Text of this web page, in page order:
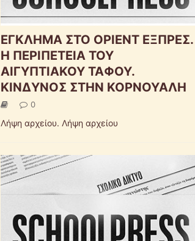
ΕΓΚΛΗΜΑ ΣΤΟ ΟΡΙΕΝΤ ΕΞΠΡΕΣ.
Η ΠΕΡΙΠΕΤΕΙΑ ΤΟΥ
ΑΙΓΥΠΤΙΑΚΟΥ ΤΑΦΟΥ.
ΚΙΝΔΥΝΟΣ ΣΤΗΝ ΚΟΡΝΟΥΑΛΗ
0
Λήψη αρχείου. Λήψη αρχείου